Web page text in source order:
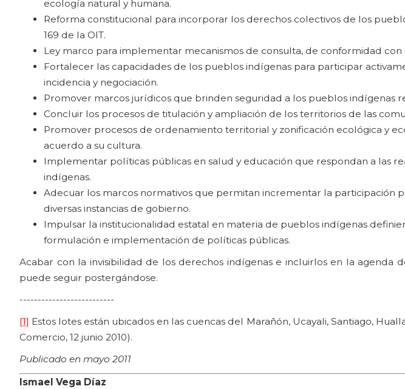
ecología natural y humana.
Reforma constitucional para incorporar los derechos colectivos de los
169 de la OIT.
Ley marco para implementar mecanismos de consulta, de conformidad con
Fortalecer las capacidades de los pueblos indígenas para participar
incidencia y negociación.
Promover marcos jurídicos que brinden seguridad a los pueblos indígenas
Concluir los procesos de titulación y ampliación de los territorios de las
Promover procesos de ordenamiento territorial y zonificación ecológica y
acuerdo a su cultura.
Implementar políticas públicas en salud y educación que respondan a las
indígenas.
Adecuar los marcos normativos que permitan incrementar la participación
diversas instancias de gobierno.
Impulsar la institucionalidad estatal en materia de pueblos indígenas
formulación e implementación de políticas públicas.
Acabar con la invisibilidad de los derechos indígenas e incluirlos en la agenda
puede seguir postergándose.
--------------------------
[1] Estos lotes están ubicados en las cuencas del Marañón, Ucayali, Santiago,
Comercio, 12 junio 2010).
Publicado en mayo 2011
Ismael Vega Díaz